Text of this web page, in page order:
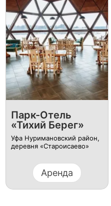
Парк-Отель
«Тихий Берег»
Уфа Нуримановский район,
деревня «Староисаево»
Аренда